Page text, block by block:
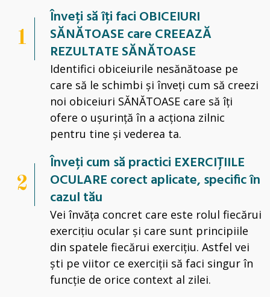
1
Înveți să îți faci OBICEIURI
SĂNĂTOASE care CREEAZĂ
REZULTATE SĂNĂTOASE
Identifici obiceiurile nesănătoase pe
care să le schimbi și înveți cum să creezi
noi obiceiuri SĂNĂTOASE care să îți
ofere o ușurință în a acționa zilnic
pentru tine și vederea ta.
2
Înveți cum să practici EXERCIȚIILE
OCULARE corect aplicate, specific în
cazul tău
Vei învăța concret care este rolul fiecărui
exercițiu ocular și care sunt principiile
din spatele fiecărui exercițiu. Astfel vei
ști pe viitor ce exerciții să faci singur în
funcție de orice context al zilei.